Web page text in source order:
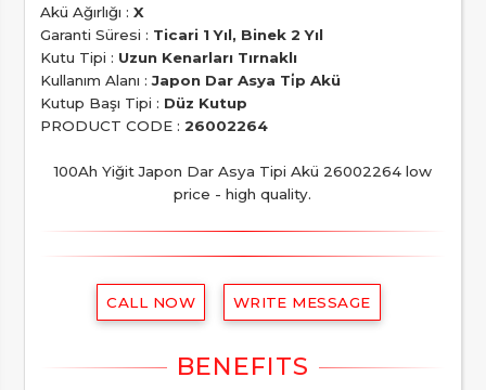
Akü Ağırlığı : X
Garanti Süresi : Ticari 1 Yıl, Binek 2 Yıl
Kutu Tipi : Uzun Kenarları Tırnaklı
Kullanım Alanı :Japon Dar Asya Ti̇p Akü
Kutup Başı Tipi : Düz Kutup
PRODUCT CODE : 26002264
100Ah Yiğit Japon Dar Asya Tipi Akü 26002264 low
price - high quality.
CALL NOW WRITE MESSAGE